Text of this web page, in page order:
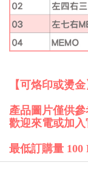
【可烙印或燙金
產品圖片僅供
歡迎來電或加入
最低訂購量 100